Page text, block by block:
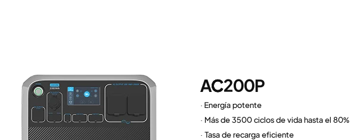
AC200P
· Energía potente
· Más de 3500 ciclos de vida hasta el 80%
· Tasa de recarga eficiente